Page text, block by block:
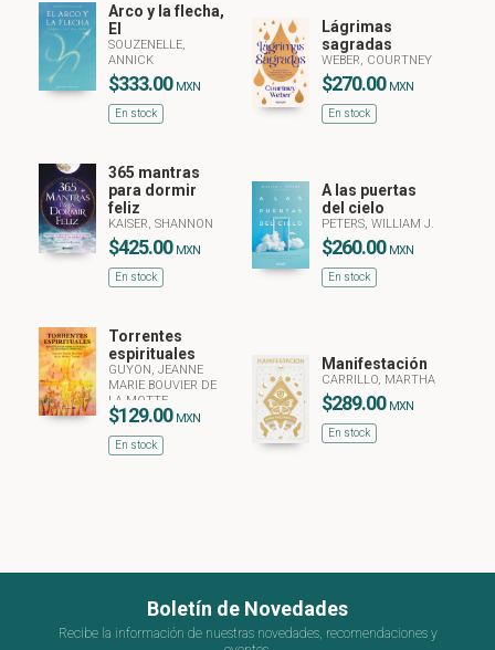
Arco y la flecha,
El
SOUZENELLE,
ANNICK
$333.00 MXN
En stock
Lágrimas
sagradas
WEBER, COURTNEY
$270.00 MXN
En stock
365 mantras
para dormir
feliz
KAISER, SHANNON
$425.00 MXN
En stock
A las puertas
del cielo
PETERS, WILLIAM J.
$260.00 MXN
En stock
Torrentes
espirituales
GUYON, JEANNE
MARIE BOUVIER DE
LA MOTTE
$129.00 MXN
En stock
Manifestación
CARRILLO, MARTHA
$289.00 MXN
En stock
Boletín de Novedades
Recibe la información de nuestras novedades, recomendaciones y